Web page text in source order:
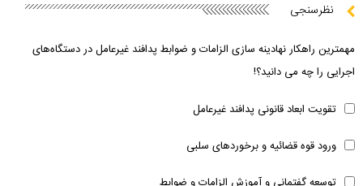
نظرسنجی
مهمترین راهکار نهادینه سازی الزامات و ضوابط پدافند غیرعامل در دستگاه‌های
اجرایی را چه می دانید؟!
تقویت ابعاد قانونی پدافند غیرعامل
ورود قوه قضائیه و برخوردهای سلبی